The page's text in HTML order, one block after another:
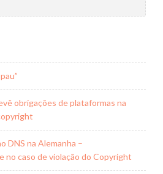
obrigações de plataformas na
DNS na Alemanha –
caso de violação do Copyright